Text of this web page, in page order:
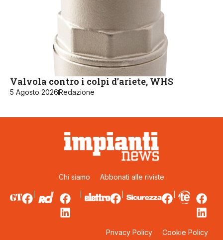
Valvola contro i colpi d’ariete, WHS
5 Agosto 2026Redazione
Chi siamo Abbonati alle riviste
Privacy Policy Cookie Policy